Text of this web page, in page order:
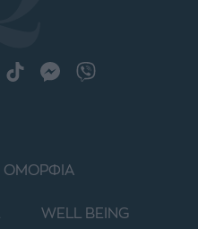
ΟΜΟΡΦΙΑ
WELL BEING